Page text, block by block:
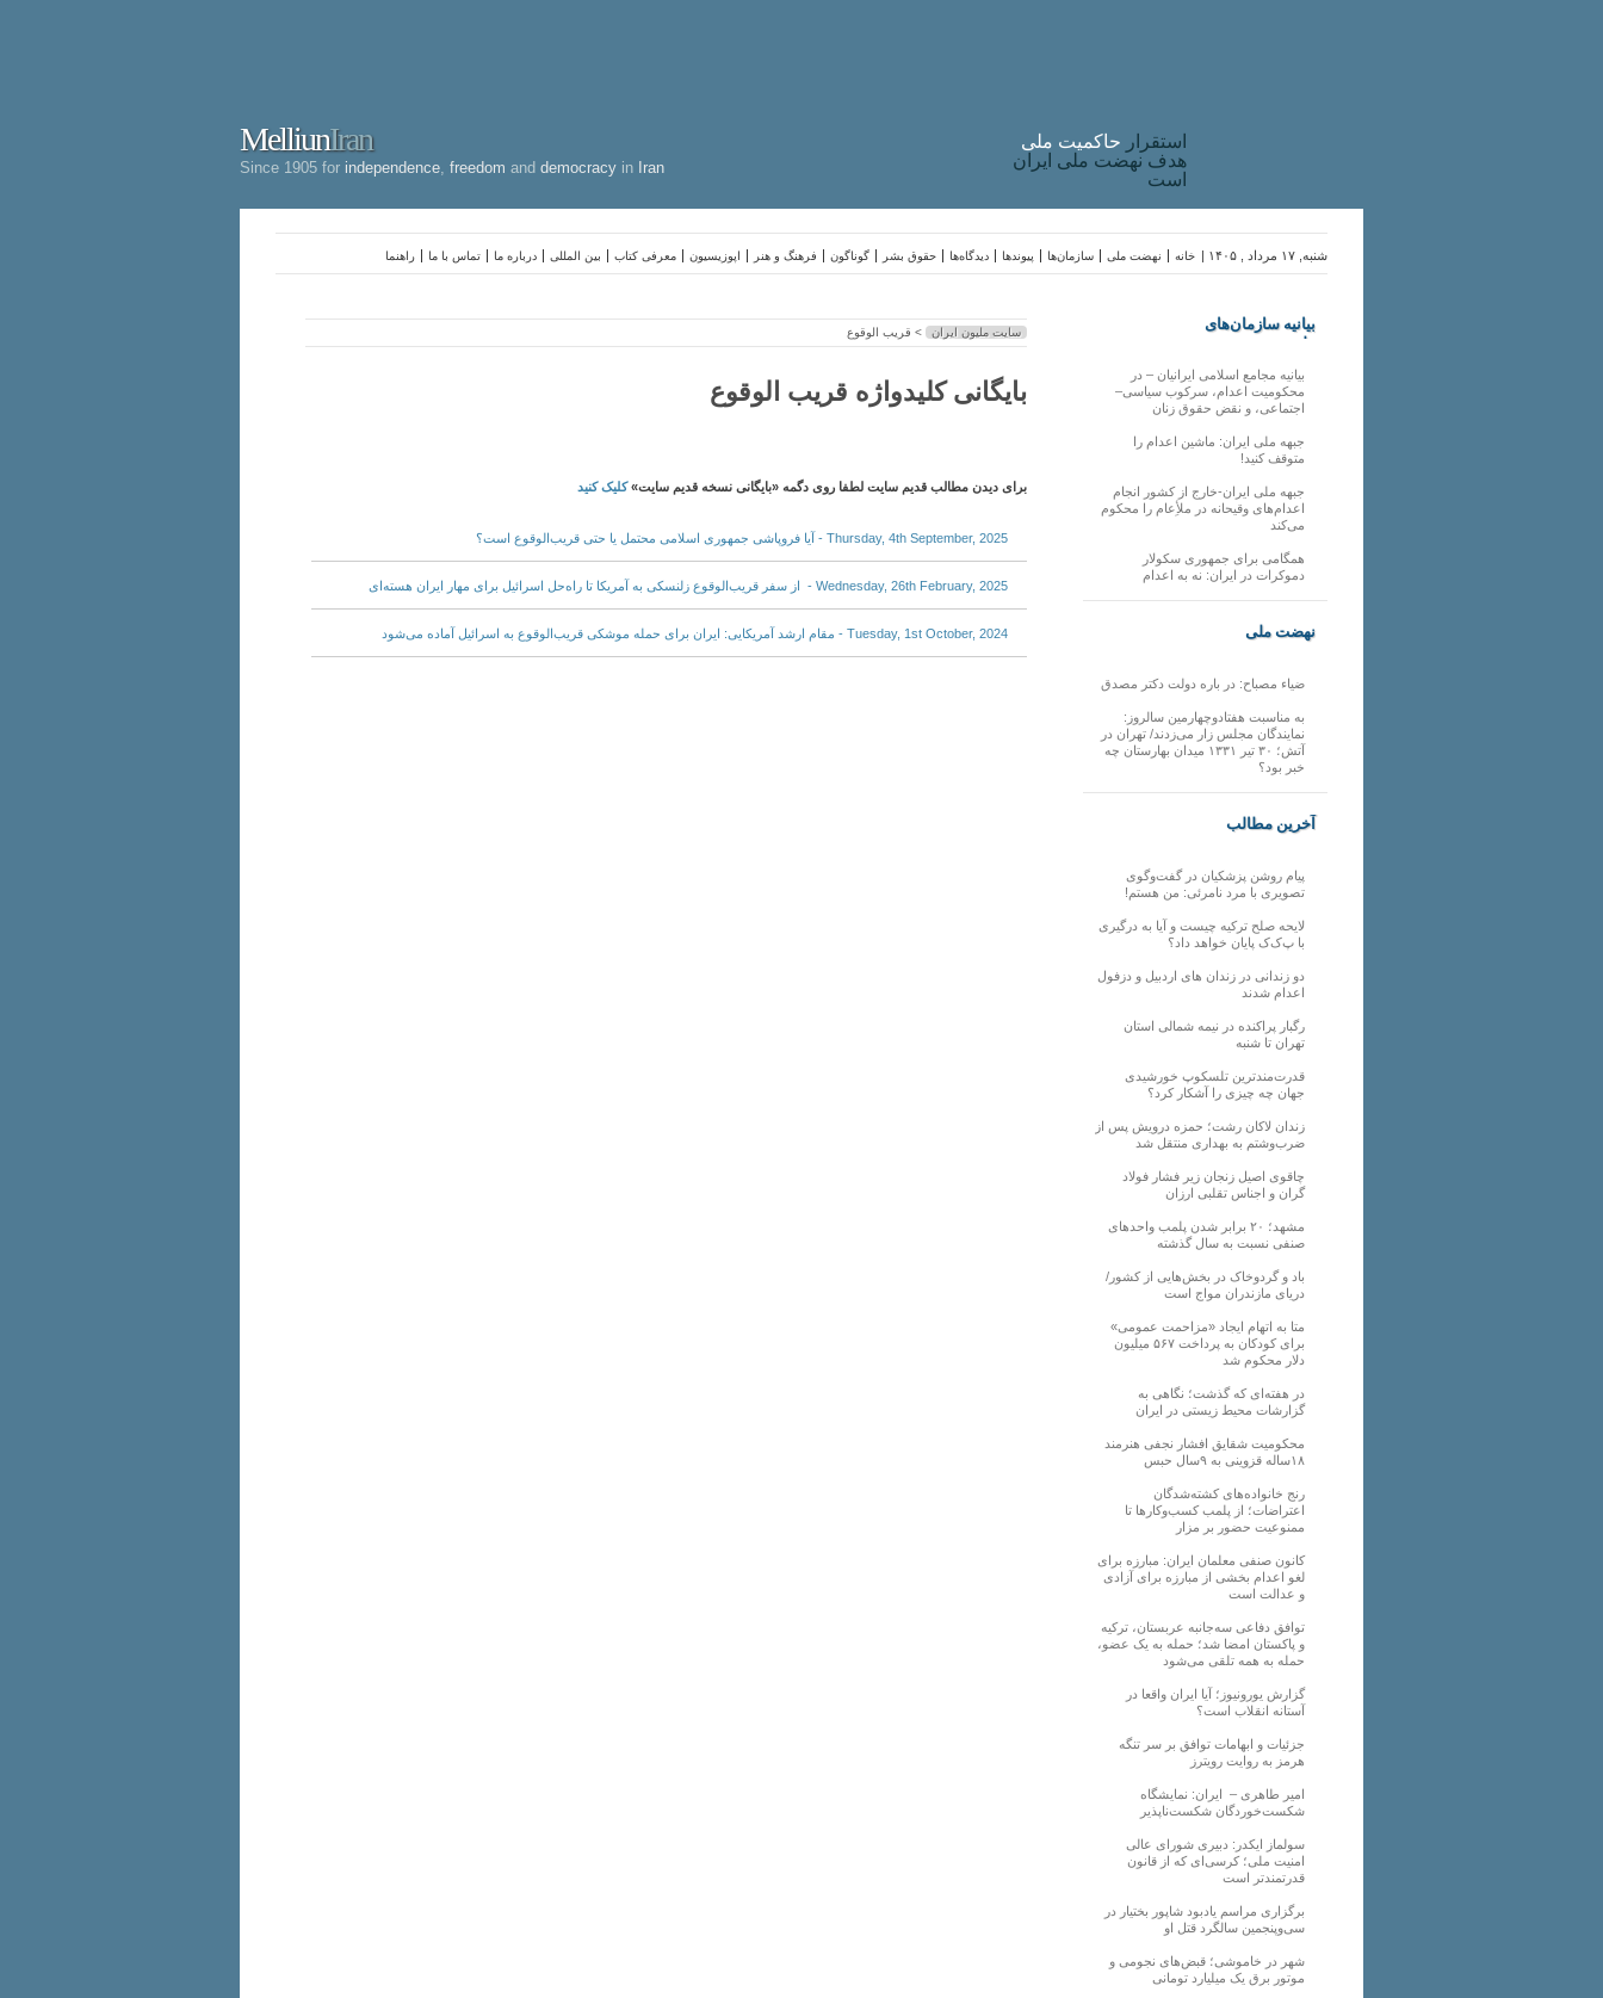
MelliunIran
Since 1905 for independence freedom and democracy in Iran
استقرار حاکميت ملی
هدف نهضت ملی ایران
است
راهنما تماس با ما درباره ما بین المللی معرفی کتاب اپوزیسیون فرهنگ و هنر گوناگون حقوق بشر دیدگاه‌ها پیوندها سازمان‌ها نهضت ملی خانه شنبه, ۱۷ مرداد , ۱۴۰۵ |
سایت ملیون ایران > قریب الوقوع
بایگانی کلیدواژه قریب الوقوع
برای دیدن مطالب قدیم سایت لطفا روی دگمه «بایگانی نسخه قدیم سایت»کلیک کنید
Thursday, 4th September, 2025 - آیا فروپاشی جمهوری اسلامی محتمل یا حتی قریب‌الوقوع‌ است؟
Wednesday, 26th February, 2025 - از سفر قریب‌الوقوع زلنسکی به آمریکا تا راه‌حل اسرائیل برای مهار ایران‌ هسته‌ای
Tuesday, 1st October, 2024 - مقام ارشد آمریکایی: ایران برای حمله موشکی قریب‌الوقوع به اسرائیل آماده می‌شود
بیانیه سازمان‌های
ملی
بیانیه مجامع اسلامی ایرانیان – در
محکومیت اعدام، سرکوب سیاسی–
اجتماعی، و نقض حقوق زنان
جبهه ملی ایران: ماشین اعدام را
متوقف کنید!
جبهه ملی ایران-خارج از کشور انجام
اعدام‌های وقیحانه در ملأِعام را محکوم
می‌کند
همگامی برای جمهوری سکولار
دموکرات در ایران: نه به اعدام
نهضت ملی
ضیاء مصباح: در باره دولت دکتر مصدق
به مناسبت هفتادوچهارمین سالروز:
نمایندگان مجلس زار می‌زدند/ تهران در
آتش؛ ۳۰ تیر ۱۳۳۱ میدان بهارستان چه
خبر بود؟
آخرین مطالب
پیام روشن پزشکیان در گفت‌و‌گوی
تصویری با مرد نامرئی: من هستم!
لایحه صلح ترکیه چیست و آیا به درگیری
با پ‌ک‌ک پایان خواهد داد؟
دو زندانی در زندان های اردبیل و دزفول
اعدام شدند
رگبار پراکنده در نیمه شمالی استان
تهران تا شنبه
قدرت‌مندترین تلسکوپ خورشیدی
جهان چه چیزی را آشکار کرد؟
زندان لاکان رشت؛ حمزه درویش پس از
ضرب‌وشتم به بهداری منتقل شد
چاقوی اصیل زنجان زیر فشار فولاد
گران و اجناس تقلبی ارزان
مشهد؛ ۲۰ برابر شدن پلمب واحدهای
صنفی نسبت به سال گذشته
باد و گردوخاک در بخش‌هایی از کشور/
دریای مازندران مواج است
متا به اتهام ایجاد «مزاحمت عمومی»
برای کودکان به پرداخت ۵۶۷ میلیون
دلار محکوم شد
در هفته‌ای که گذشت؛ نگاهی به
گزارشات محیط زیستی در ایران
محکومیت شقایق افشار نجفی هنرمند
۱۸ساله قزوینی به ۹سال حبس
رنج خانواده‌های کشته‌شدگان
اعتراضات؛ از پلمب کسب‌وکارها تا
ممنوعیت حضور بر مزار
کانون صنفی معلمان ایران: مبارزه برای
لغو اعدام بخشی از مبارزه برای آزادی
و عدالت است
توافق دفاعی سه‌جانبه عربستان، ترکیه
و پاکستان امضا شد؛ حمله به یک عضو،
حمله به همه تلقی می‌شود
گزارش یورونیوز؛ آیا ایران واقعا در
آستانه انقلاب است؟
جزئیات و ابهامات توافق بر سر تنگه
هرمز به روایت رویترز
امیر طاهری – ایران: نمایشگاه
شکست‌خوردگان شکست‌ناپذیر
سولماز ایکدر: دبیری شورای عالی
امنیت ملی؛ کرسی‌ای که از قانون
قدرتمندتر است
برگزاری مراسم یادبود شاپور بختیار در
سی‌وپنجمین سالگرد قتل او
شهر در خاموشی؛ قبض‌های نجومی و
موتور برق یک میلیارد تومانی